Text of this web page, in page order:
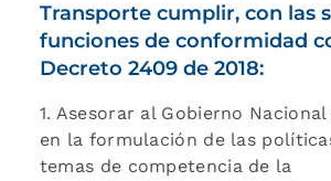
Transporte cumplir, con las
funciones de conformidad
Decreto 2409 de 2018:
1. Asesorar al Gobierno
en la formulación de las
temas de competencia de la